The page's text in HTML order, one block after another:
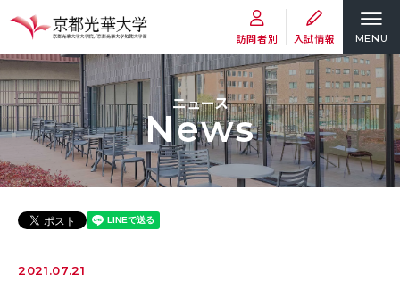
訪問者別 入試情報 MENU
ニュース
News
2021.07.21